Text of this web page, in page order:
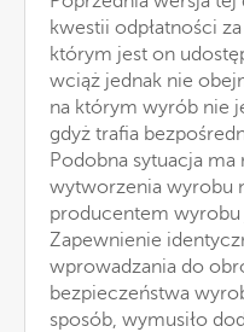
kwestii odpłatności
którym jest on
wciąż jednak nie
na którym wyrób nie
gdyż trafia
Podobna sytuacja
wytworzenia wyrobu
producentem
Zapewnienie
wprowadzania do
bezpieczeństwa
sposób, wymusiło